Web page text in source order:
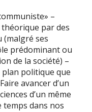
–
par des
(malgré ses
prédominant ou
de la société) –
politique que
avancer d’un
d’un même
temps dans nos